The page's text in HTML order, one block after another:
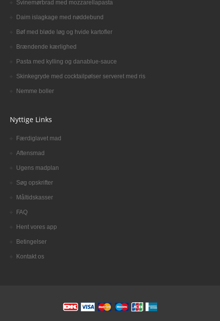
Svinemørbrad med mozzarellapasta
Daim islagkage med nøddebund
Bøf med bløde løg og hvide kartofler
Brændende kærlighed
Pasta med kylling og danablue-sauce
Skinkegryde med cocktailpølser serveret med ris
Nemme boller
Nyttige Links
Færdiglavet mad
Aftensmad
Ugens madplan
Søg opskrifter
Måltidskasser
FAQ
Hent vores app
Betingelser
Kontakt os